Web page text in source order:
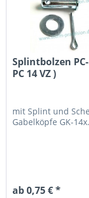
Splintbolzen PC-
PC 14 VZ )
mit Splint und
Gabelköpfe GK-
ab 0,75 € *